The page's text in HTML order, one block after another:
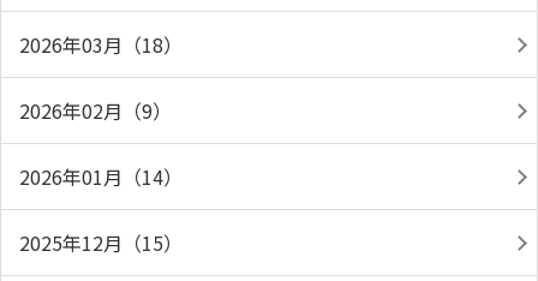
2026年03月（18）
2026年02月（9）
2026年01月（14）
2025年12月（15）